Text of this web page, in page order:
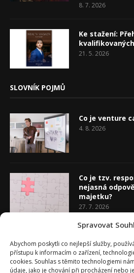
Spravovat
Abychom poskytli co nejlepší služby,
přístupu k informacím o zařízení,
cookies. Souhlas s těmito technologiemi
údaje, jako je chování při procházení nebo
8. 7. 2026
Ke stažení:
21. 5. 2026
SLOVNÍK POJMŮ
Co je venture
4. 8. 2026
Co je tzv.
nejasná
majetku?
27. 7. 2026
20. 7. 2026